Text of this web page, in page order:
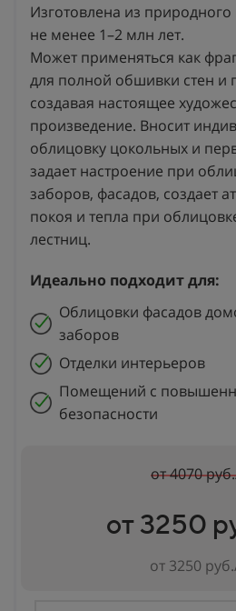
Изготовлена из
не менее 1–2 млн лет.
Может применяться как
для полной обшивки стен и
создавая настоящее
произведение. Вносит
облицовку цокольных и
задает настроение при
заборов, фасадов, создает
покоя и тепла при
лестниц.
Идеально подходит для:
Облицовки фасадов
заборов
Отделки интерьеров
Помещений с
безопасности
от 4070
от 3250
от 3250